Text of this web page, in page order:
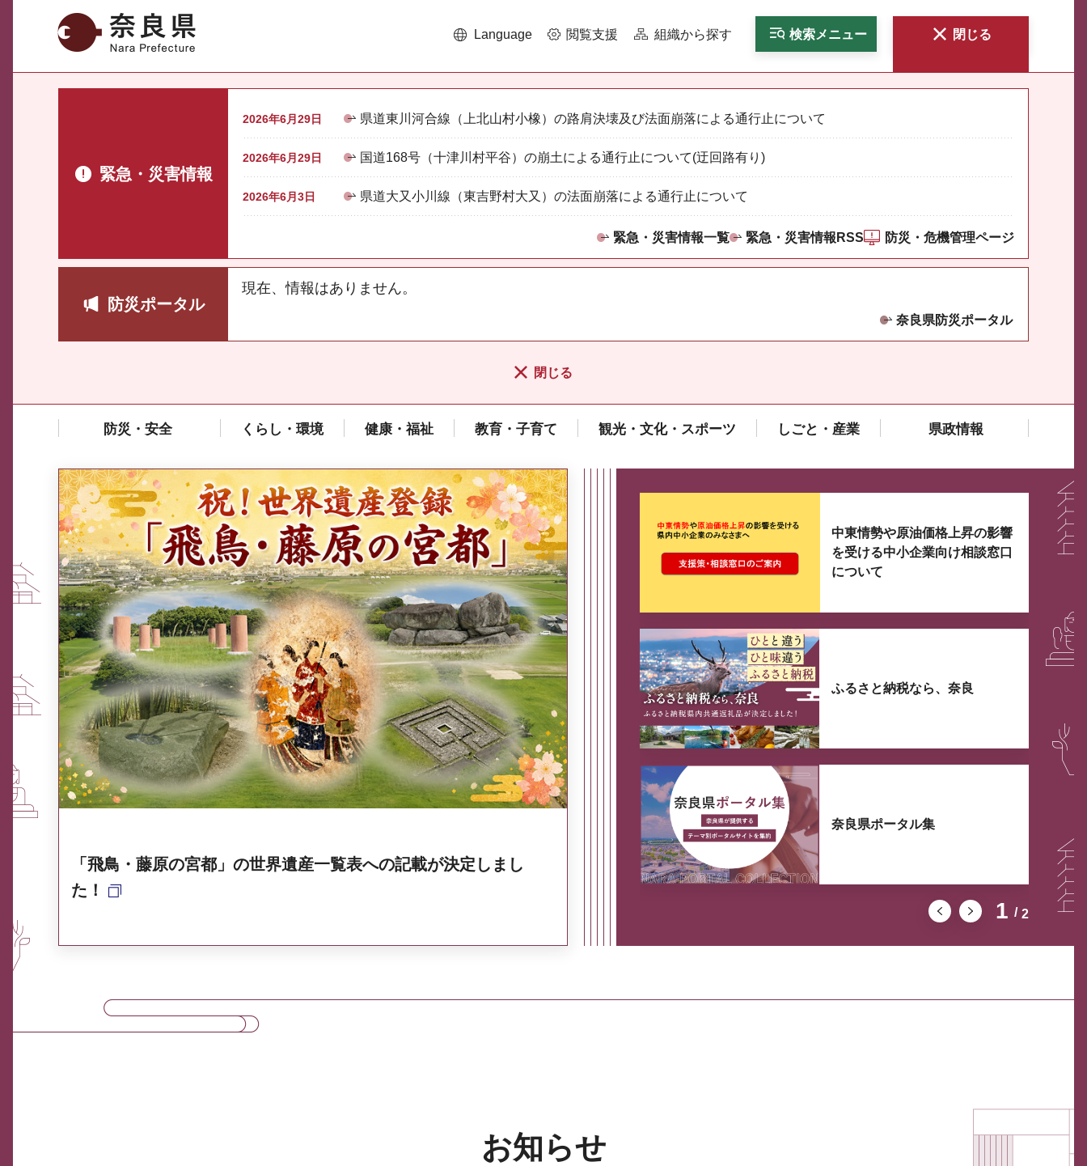
奈良県 Language 閲覧支援 組織から探す 検索メニュー 閉じる
緊急・災害情報
2026年6月29日 県道東川河合線（上北山村小橡）の路肩決壊及び法面崩落による通行止について
2026年6月29日 国道168号（十津川村平谷）の崩土による通行止について(迂回路有り)
2026年6月3日 県道大又小川線（東吉野村大又）の法面崩落による通行止について
緊急・災害情報一覧 緊急・災害情報RSS 防災・危機管理ページ
防災ポータル
現在、情報はありません。
奈良県防災ポータル
閉じる
防災・安全 くらし・環境 健康・福祉 教育・子育て 観光・文化・スポーツ しごと・産業 県政情報
「飛鳥・藤原の宮都」の世界遺産一覧表への記載が決定しまし
た！
ここから最大3つずつ情報が表示されるスライダーがあります。
1 2
中東情勢や原油価格上昇の影響
を受ける中小企業向け相談窓口
について
ふるさと納税なら、奈良
県広報誌「県民だより奈良」
2026年8月号
奈良県政策集
中東情勢や原油価格上昇の影響
を受ける中小企業向け相談窓口
について
ふるさと納税なら、奈良
奈良県ポータル集
お知らせ